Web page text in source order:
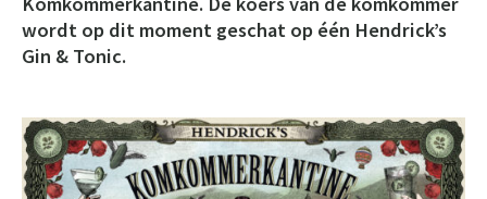
wordt op dit moment geschat op één Hendrick’s
Gin & Tonic.